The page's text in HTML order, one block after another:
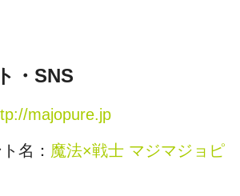
・SNS
majopure.jp
名： 魔法×戦士 マジマジョピ